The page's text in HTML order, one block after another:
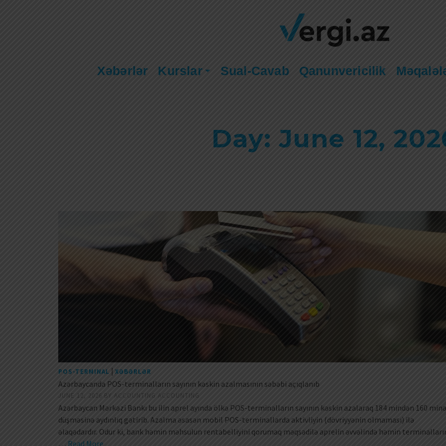
Xəbərlər Kurslar Sual-Cavab Qanunvericilik
Day: June 12,
POS-TERMINAL | XƏBƏRLƏR
Azərbaycanda POS-terminalların sayının kəskin azalmasının səbəbi açıqlanıb
JUNE 12, 2026 BY ACCOUNTING ACCOUNTING
Azərbaycan Mərkəzi Bankı bu ilin aprel ayında ölkə POS-terminalların sayının kəskin azalaraq 184 mindən 160 minə
düşməsinə aydınlıq gətirib. Azalma əsasən mobil POS-terminallarda aktivliyin (dövriyyənin olmaması) ilə
əlaqədardır. Odur ki, bank həmin məhsulun rentabelliyini qorumaq məqsədilə aprelin əvvəlində həmin
… Read More